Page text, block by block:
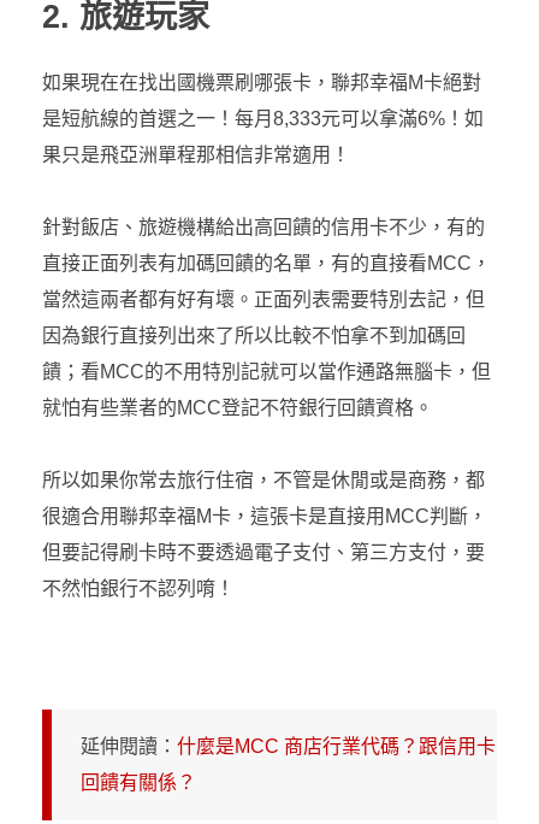
2. 旅遊玩家
如果現在在找出國機票刷哪張卡，聯邦幸福M卡絕對
是短航線的首選之一！每月8,333元可以拿滿6%！如
果只是飛亞洲單程那相信非常適用！
針對飯店、旅遊機構給出高回饋的信用卡不少，有的
直接正面列表有加碼回饋的名單，有的直接看MCC，
當然這兩者都有好有壞。正面列表需要特別去記，但
因為銀行直接列出來了所以比較不怕拿不到加碼回
饋；看MCC的不用特別記就可以當作通路無腦卡，但
就怕有些業者的MCC登記不符銀行回饋資格。
所以如果你常去旅行住宿，不管是休閒或是商務，都
很適合用聯邦幸福M卡，這張卡是直接用MCC判斷，
但要記得刷卡時不要透過電子支付、第三方支付，要
不然怕銀行不認列唷！
延伸閱讀： 什麼是MCC 商店行業代碼？跟信用卡
回饋有關係？